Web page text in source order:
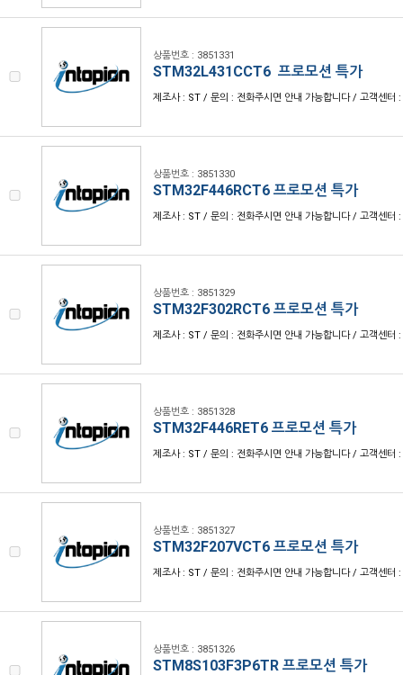
상품번호 : 3851331
STM32L431CCT6 프로모션 특가
제조사 : ST / 문의 : 전화주시면 안내 가능합니다 / 고객센터
상품번호 : 3851330
STM32F446RCT6 프로모션 특가
제조사 : ST / 문의 : 전화주시면 안내 가능합니다 / 고객센터
상품번호 : 3851329
STM32F302RCT6 프로모션 특가
제조사 : ST / 문의 : 전화주시면 안내 가능합니다 / 고객센터
상품번호 : 3851328
STM32F446RET6 프로모션 특가
제조사 : ST / 문의 : 전화주시면 안내 가능합니다 / 고객센터
상품번호 : 3851327
STM32F207VCT6 프로모션 특가
제조사 : ST / 문의 : 전화주시면 안내 가능합니다 / 고객센터
상품번호 : 3851326
STM8S103F3P6TR 프로모션 특가